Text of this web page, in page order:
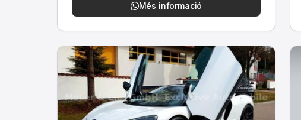
Més informació